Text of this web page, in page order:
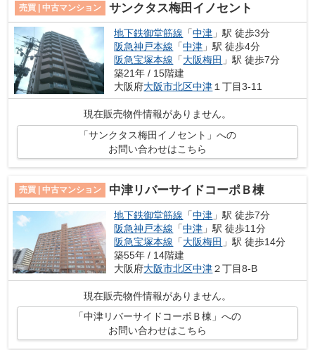
売買 | 中古マンション サンクタス梅田イノセント
地下鉄御堂筋線 「中津 」駅 徒歩3分
阪急神戸本線 「中津 」駅 徒歩4分
阪急宝塚本線 「大阪梅田 」駅 徒歩7分
築21年 / 15階建
大阪府大阪市北区中津１丁目3-11
現在販売物件情報がありません。
「サンクタス梅田イノセント」への
お問い合わせはこちら
売買 | 中古マンション 中津リバーサイドコーポＢ棟
地下鉄御堂筋線 「中津 」駅 徒歩7分
阪急神戸本線 「中津 」駅 徒歩11分
阪急宝塚本線 「大阪梅田 」駅 徒歩14分
築55年 / 14階建
大阪府大阪市北区中津２丁目8-B
現在販売物件情報がありません。
「中津リバーサイドコーポＢ棟」への
お問い合わせはこちら